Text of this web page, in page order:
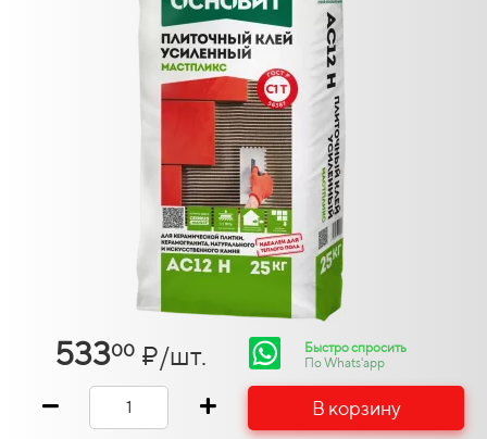
53300 ₽/шт.
Быстро спросить
По Whats'app
В корзину